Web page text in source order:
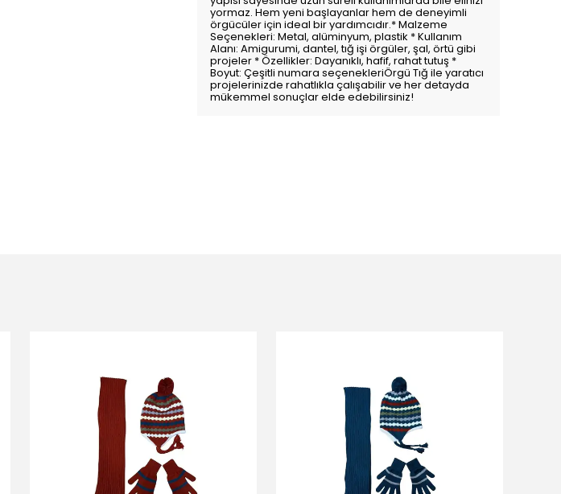
yormaz. Hem yeni başlayanlar hem de deneyimli
örgücüler için ideal bir yardımcıdır.* Malzeme
Seçenekleri: Metal, alüminyum, plastik * Kullanım
Alanı: Amigurumi, dantel, tığ işi örgüler, şal, örtü gibi
projeler * Özellikler: Dayanıklı, hafif, rahat tutuş *
Boyut: Çeşitli numara seçenekleriÖrgü Tığ ile yaratıcı
projelerinizde rahatlıkla çalışabilir ve her detayda
mükemmel sonuçlar elde edebilirsiniz!